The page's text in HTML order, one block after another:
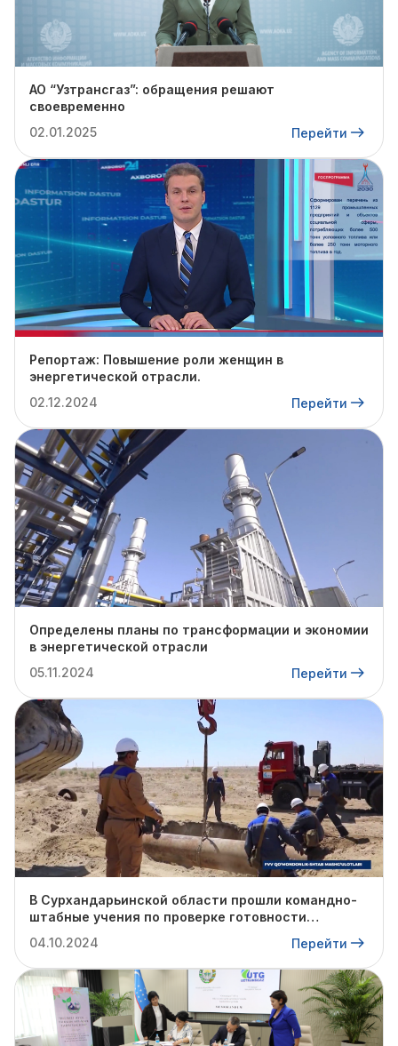
АО “Узтрансгаз”: обращения решают
своевременно
02.01.2025
Перейти
Репортаж: Повышение роли женщин в
энергетической отрасли.
02.12.2024
Перейти
Определены планы по трансформации и экономии
в энергетической отрасли
05.11.2024
Перейти
В Сурхандарьинской области прошли командно-
штабные учения по проверке готовности
отопительному сезону.
04.10.2024 Перейти